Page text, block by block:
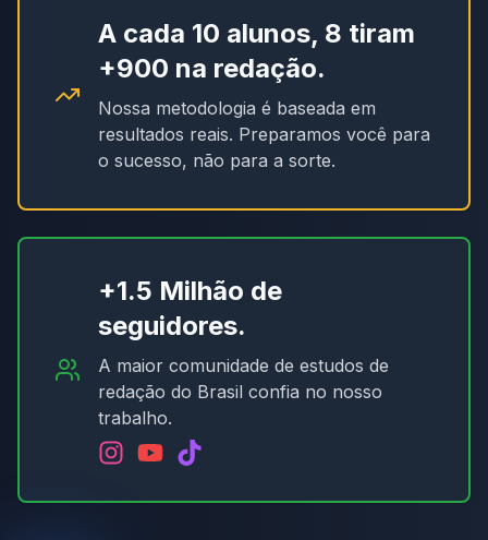
A cada 10 alunos, 8 tiram
+900 na redação.
Nossa metodologia é baseada em
resultados reais. Preparamos você para
o sucesso, não para a sorte.
+1.5 Milhão de
seguidores.
A maior comunidade de estudos de
redação do Brasil confia no nosso
trabalho.